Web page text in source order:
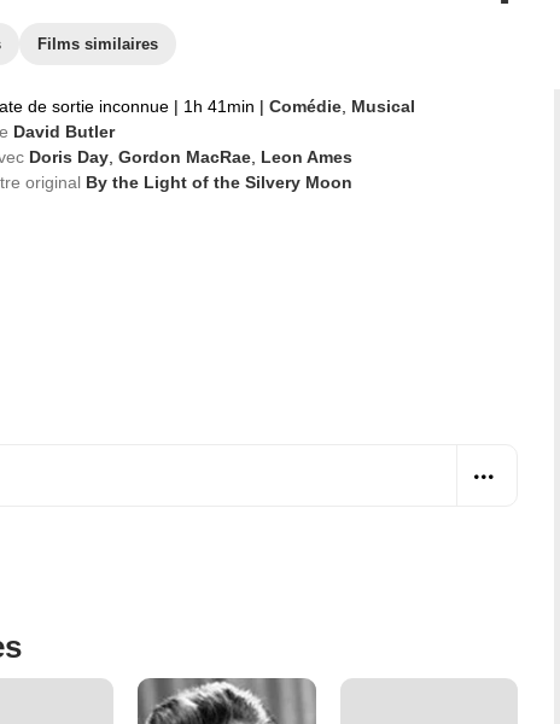
Films similaires
de sortie inconnue | 1h 41min | Comédie Musical
David Butler
Doris Day Gordon MacRae Leon Ames
original By the Light of the Silvery Moon